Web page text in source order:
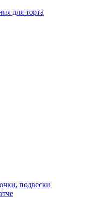
для торта
подвески